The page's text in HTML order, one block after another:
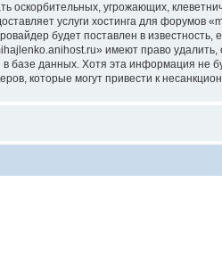
оскорбительных, угрожающих,
услуги хостинга для
будет поставлен в
имеют право удалить,
базе данных. Хотя эта информация не
которые могут привести к